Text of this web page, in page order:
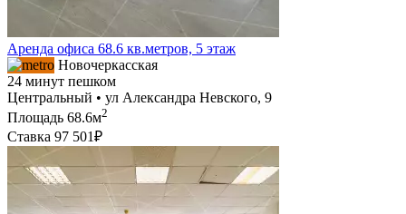
Аренда офиса 68.6 кв.метров, 5 этаж
Новочеркасская
24 минут пешком
Центральный • ул Александра Невского, 9
Площадь 68.6м2
Ставка 97 501₽